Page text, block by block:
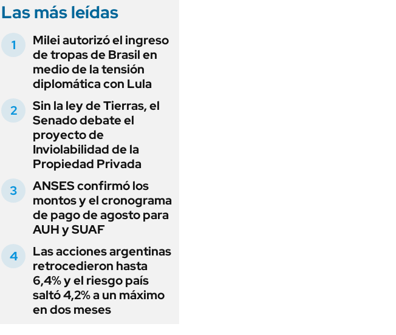
Las más leídas
Milei autorizó el ingreso
de tropas de Brasil en
medio de la tensión
diplomática con Lula
Sin la ley de Tierras, el
Senado debate el
proyecto de
Inviolabilidad de la
Propiedad Privada
ANSES confirmó los
montos y el cronograma
de pago de agosto para
AUH y SUAF
Las acciones argentinas
retrocedieron hasta
6,4% y el riesgo país
saltó 4,2% a un máximo
en dos meses